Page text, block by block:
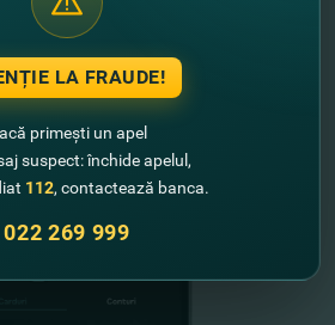
депозитов
Молдова
Mobile
LA FRAUDE!
primești un apel
suspect: închide apelul,
112, contactează banca.
022 269 999